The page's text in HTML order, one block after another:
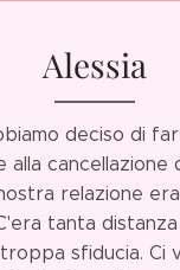
Alessia
deciso di
alla cancellazione
relazione
tanta
sfiducia. Ci